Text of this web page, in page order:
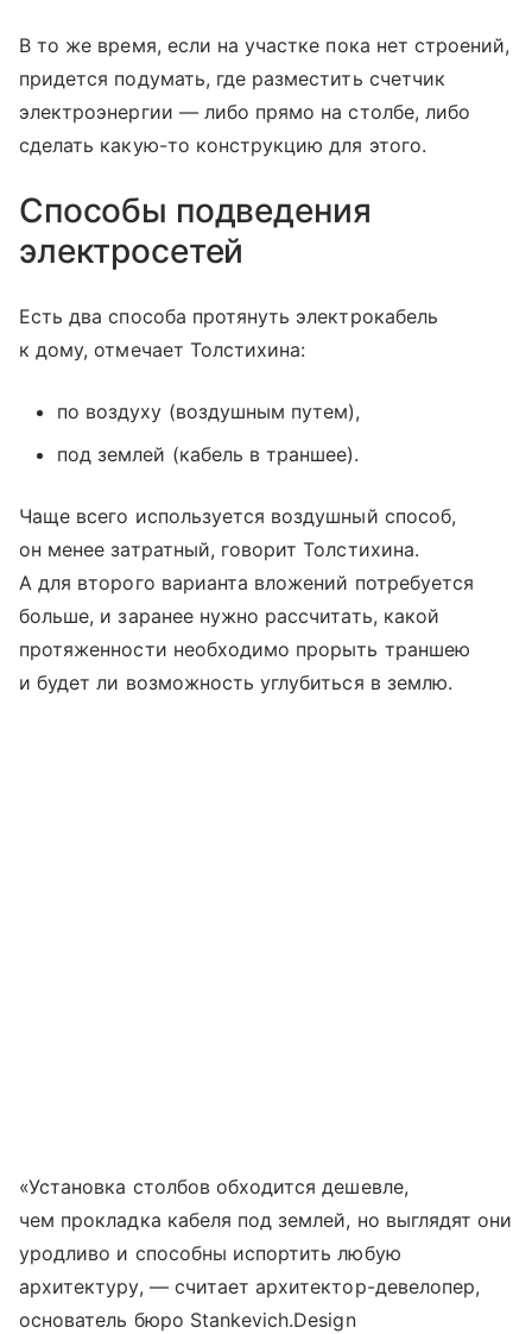
В то же время, если на участке пока нет строений,
придется подумать, где разместить счетчик
электроэнергии — либо прямо на столбе, либо
сделать какую-то конструкцию для этого.
Способы подведения
электросетей
Есть два способа протянуть электрокабель
к дому, отмечает Толстихина:
по воздуху (воздушным путем),
под землей (кабель в траншее).
Чаще всего используется воздушный способ,
он менее затратный, говорит Толстихина.
А для второго варианта вложений потребуется
больше, и заранее нужно рассчитать, какой
протяженности необходимо прорыть траншею
и будет ли возможность углубиться в землю.
«Установка столбов обходится дешевле,
чем прокладка кабеля под землей, но выглядят они
уродливо и способны испортить любую
архитектуру, — считает архитектор-девелопер,
основатель бюро Stankevich.Design